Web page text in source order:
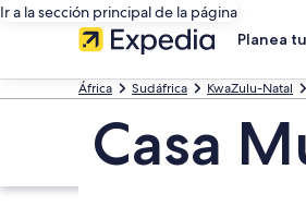
Ir a la sección principal de la página
Planea
África Sudáfrica KwaZulu-Natal
Casa